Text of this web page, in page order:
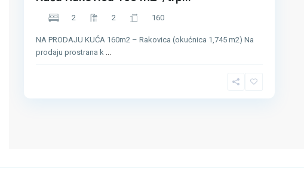
2 2 160
NA PRODAJU KUĆA 160m2 – Rakovica (okućnica 1,745 m2) Na
prodaju prostrana k ...